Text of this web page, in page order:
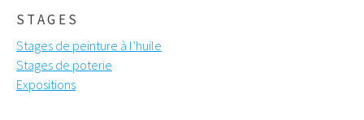
STAGES
Stages de peinture à l’huile
Stages de poterie
Expositions